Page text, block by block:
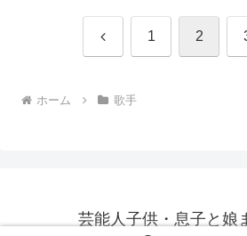
前 1 2
ホーム 歌手
芸能人子供・息子と娘